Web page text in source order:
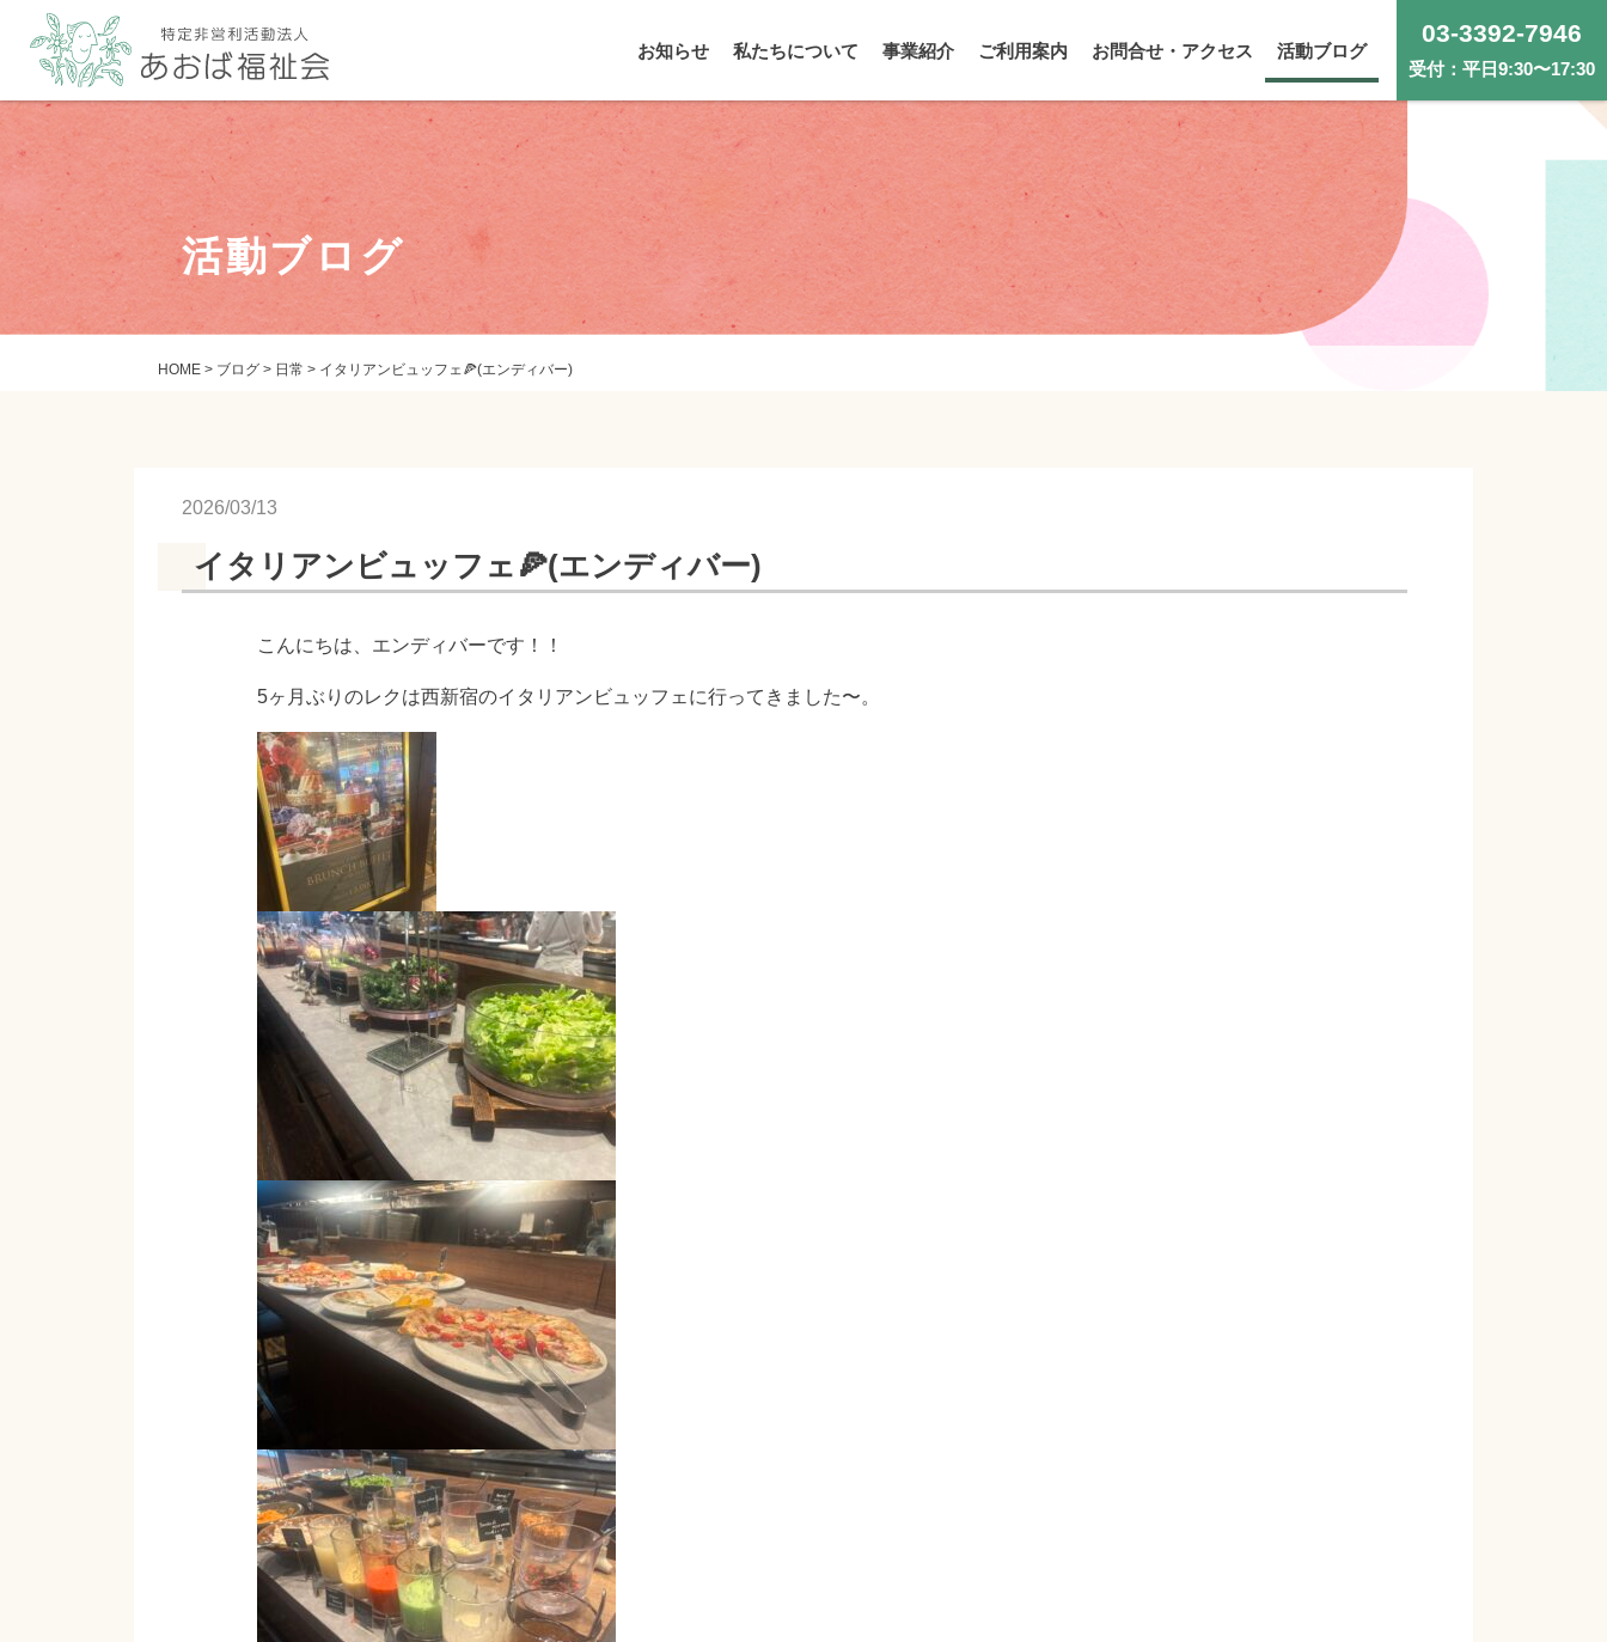
お知らせ 私たちについて 事業紹介 ご利用案内 お問合せ・アクセス 活動ブログ
03-3392-7946
受付：平日9:30〜17:30
活動ブログ
HOME > ブログ > 日常 > イタリアンビュッフェ🍕(エンディバー)
2026/03/13
イタリアンビュッフェ🍕(エンディバー)
こんにちは、エンディバーです！！
5ヶ月ぶりのレクは西新宿のイタリアンビュッフェに行ってきました〜。